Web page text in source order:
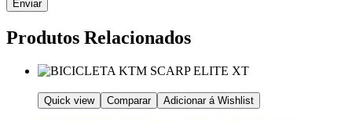
Produtos Relacionados
Quick view Comparar Adicionar á Wishlist